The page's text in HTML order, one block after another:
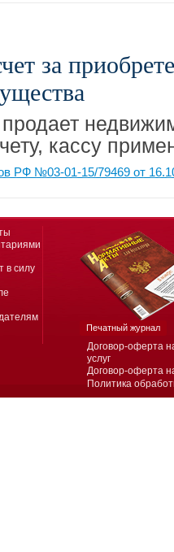
за
кассу
РФ №03-01-15/79469 от
Договор-оферта
услуг
Договор-оферта
Политика
в силу
Печатный журнал